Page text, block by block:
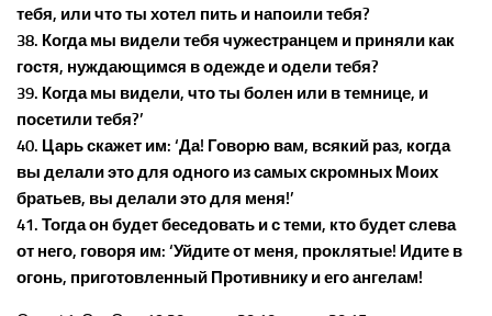
тебя, или что ты хотел пить и напоили тебя?
38. Когда мы видели тебя чужестранцем и приняли как
гостя, нуждающимся в одежде и одели тебя?
39. Когда мы видели, что ты болен или в темнице, и
посетили тебя?’
40. Царь скажет им: ‘Да! Говорю вам, всякий раз, когда
вы делали это для одного из самых скромных Моих
братьев, вы делали это для меня!’
41. Тогда он будет беседовать и с теми, кто будет слева
от него, говоря им: ‘Уйдите от меня, проклятые! Идите в
огонь, приготовленный Противнику и его ангелам!